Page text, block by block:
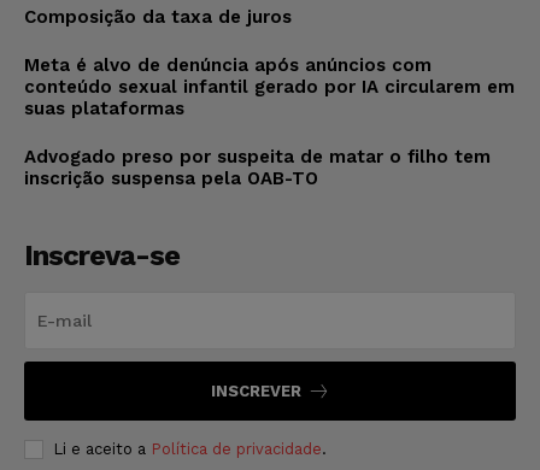
Composição da taxa de juros
Meta é alvo de denúncia após anúncios com
conteúdo sexual infantil gerado por IA circularem em
suas plataformas
Advogado preso por suspeita de matar o filho tem
inscrição suspensa pela OAB-TO
Inscreva-se
INSCREVER
Li e aceito a Política de privacidade.